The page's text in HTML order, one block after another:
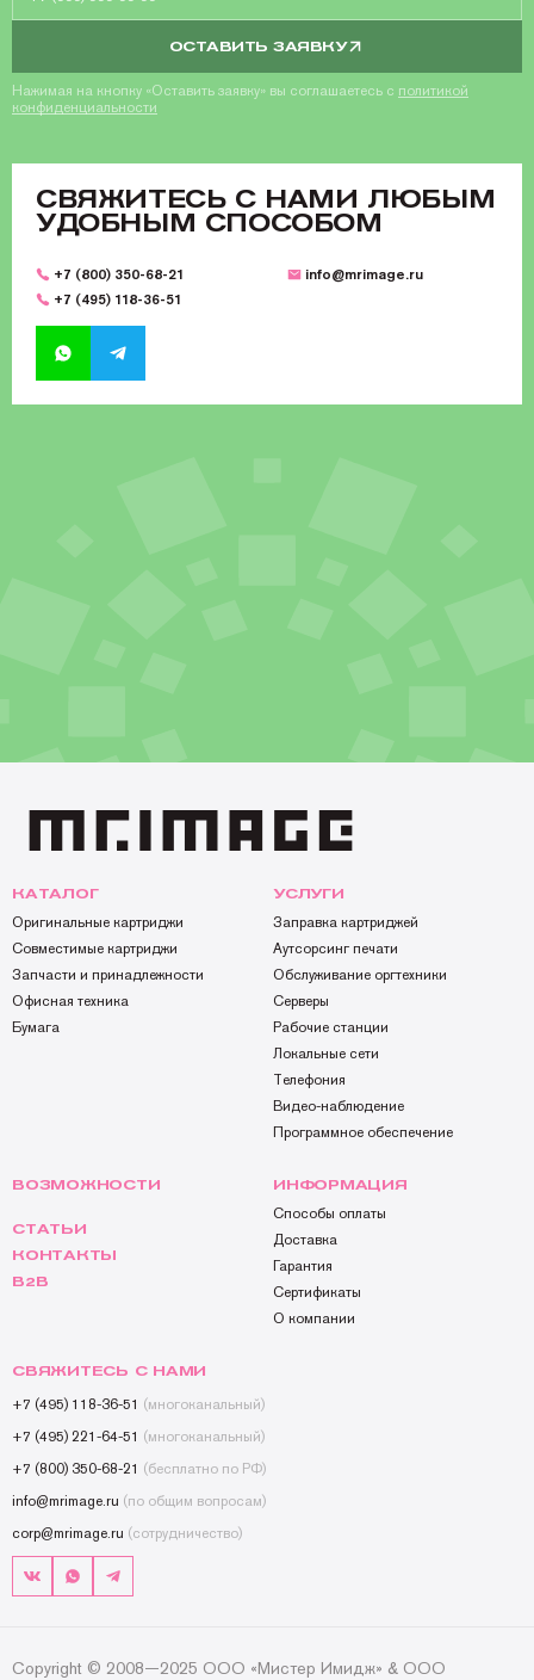
ОСТАВИТЬ ЗАЯВКУ
Нажимая на кнопку «Оставить заявку» вы соглашаетесь с политикой
конфиденциальности
CВЯЖИТЕСЬ С НАМИ ЛЮБЫМ
УДОБНЫМ СПОСОБОМ
+7 (800) 350-68-21
info@mrimage.ru
+7 (495) 118-36-51
КАТАЛОГ
Оригинальные картриджи
Совместимые картриджи
Запчасти и принадлежности
Офисная техника
Бумага
УСЛУГИ
Заправка картриджей
Аутсорсинг печати
Обслуживание оргтехники
Серверы
Рабочие станции
Локальные сети
Телефония
Видео-наблюдение
Программное обеспечение
ВОЗМОЖНОСТИ
СТАТЬИ
КОНТАКТЫ
B2B
ИНФОРМАЦИЯ
Способы оплаты
Доставка
Гарантия
Сертификаты
О компании
СВЯЖИТЕСЬ С НАМИ
+7 (495) 118-36-51 (многоканальный)
+7 (495) 221-64-51 (многоканальный)
+7 (800) 350-68-21 (бесплатно по РФ)
info@mrimage.ru (по общим вопросам)
corp@mrimage.ru (сотрудничество)
Copyright © 2008—2025 ООО «Мистер Имидж» & ООО